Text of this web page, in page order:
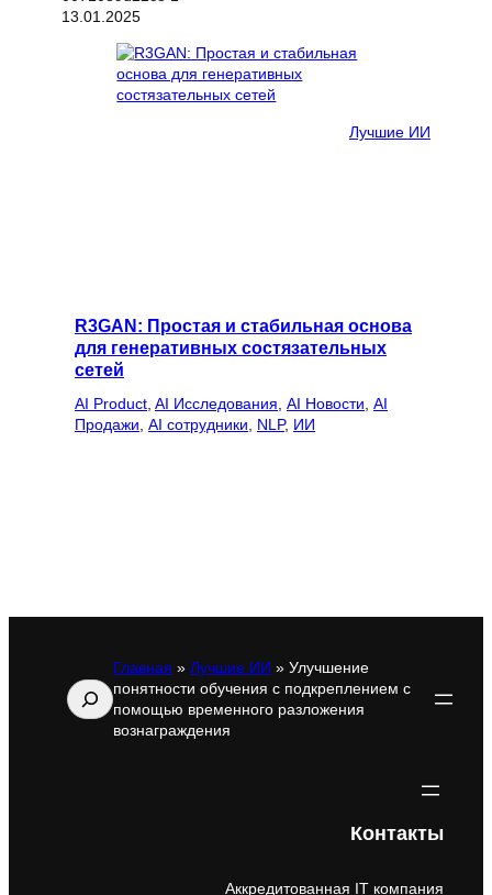
13.01.2025
Лучшие ИИ
R3GAN: Простая и стабильная основа
для генеративных состязательных
сетей
AI Product AI Исследования AI Новости AI
Продажи AI сотрудники NLP, ИИ
Поиск
Главная » Лучшие ИИ » Улучшение
понятности обучения с подкреплением с
помощью временного разложения
вознаграждения
Контакты
Аккредитованная IT компания